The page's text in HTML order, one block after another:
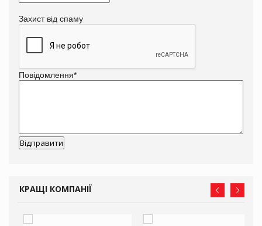
Захист від спаму
Повідомлення*
КРАЩІ КОМПАНІЇ